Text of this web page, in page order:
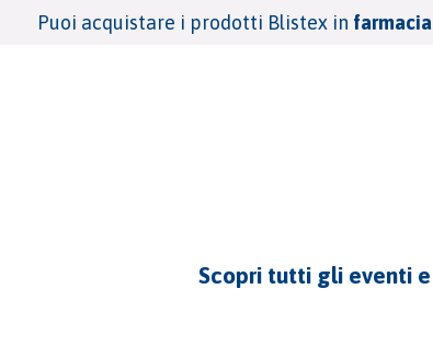
Puoi acquistare i prodotti Blistex in
Scopri tutti gli eventi